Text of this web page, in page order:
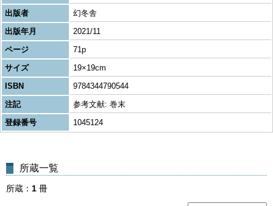
出版者
幻冬舎
出版年月
2021/11
ページ
71p
サイズ
19×19cm
ISBN
9784344790544
注記
参考文献: 巻末
登録番号
1045124
所蔵一覧
所蔵 1 冊